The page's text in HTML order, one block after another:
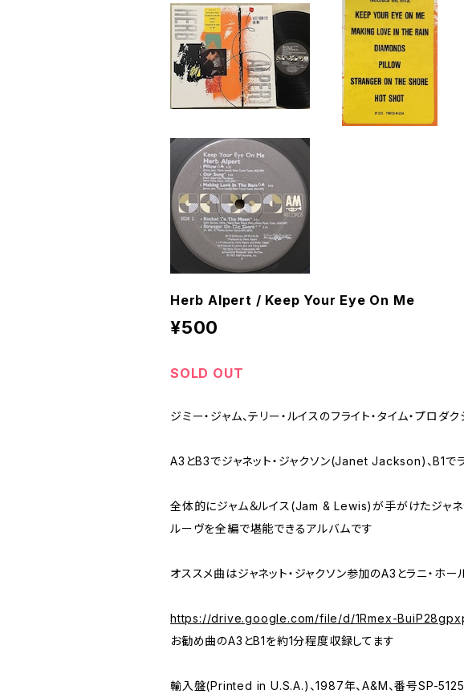
Herb Alpert / Keep Your Eye On Me
¥500
SOLD OUT
ジミー・ジャム、テリー・ルイスのフライト・タイム・プロダ
A3とB3でジャネット・ジャクソン(Janet Jackson)、B1で
全体的にジャム＆ルイス(Jam & Lewis)が手がけたジャネッ
ルーヴを全編で堪能できるアルバムです
オススメ曲はジャネット・ジャクソン参加のA3とラニ・ホ
https://drive.google.com/file/d/1Rmex-
お勧め曲のA3とB1を約1分程度収録してます
輸入盤(Printed in U.S.A.)、1987年、A&M、番号SP-5125